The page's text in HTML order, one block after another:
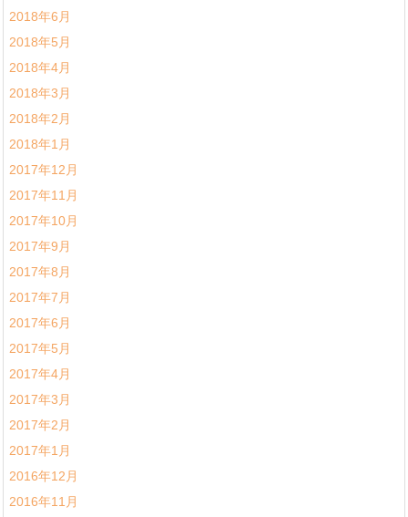
2018年6月
2018年5月
2018年4月
2018年3月
2018年2月
2018年1月
2017年12月
2017年11月
2017年10月
2017年9月
2017年8月
2017年7月
2017年6月
2017年5月
2017年4月
2017年3月
2017年2月
2017年1月
2016年12月
2016年11月